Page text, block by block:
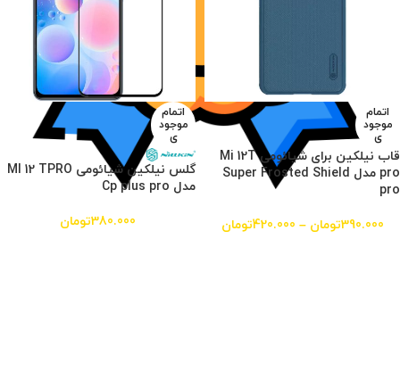
اتمام
موجود
ی
قاب نیلکین برای شیائومی Mi 12T
pro مدل Super Frosted Shield
pro
390.000تومان –
420.000تومان
اتمام
موجود
ی
گلس نیلکین شیائومی MI 12 TPRO
مدل Cp plus pro
380.000تومان